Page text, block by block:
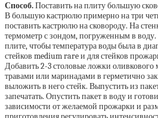
Способ.Поставить на плиту большую
В большую кастрюлю примерно на три
поставить кастрюлю на сковороду. На
термометр с зондом, погруженным в воду.
плите, чтобы температура воды была в
стейков medium rare и для стейков
Добавить 2-3 столовые ложки оливкового
травами или маринадами в герметично
выложить в него стейк. Выпустить из
запечатать. Опустить пакет в воду и
зависимости от желаемой прожарки и